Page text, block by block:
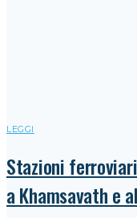
LEGGI
Stazioni
a Khamsavath e